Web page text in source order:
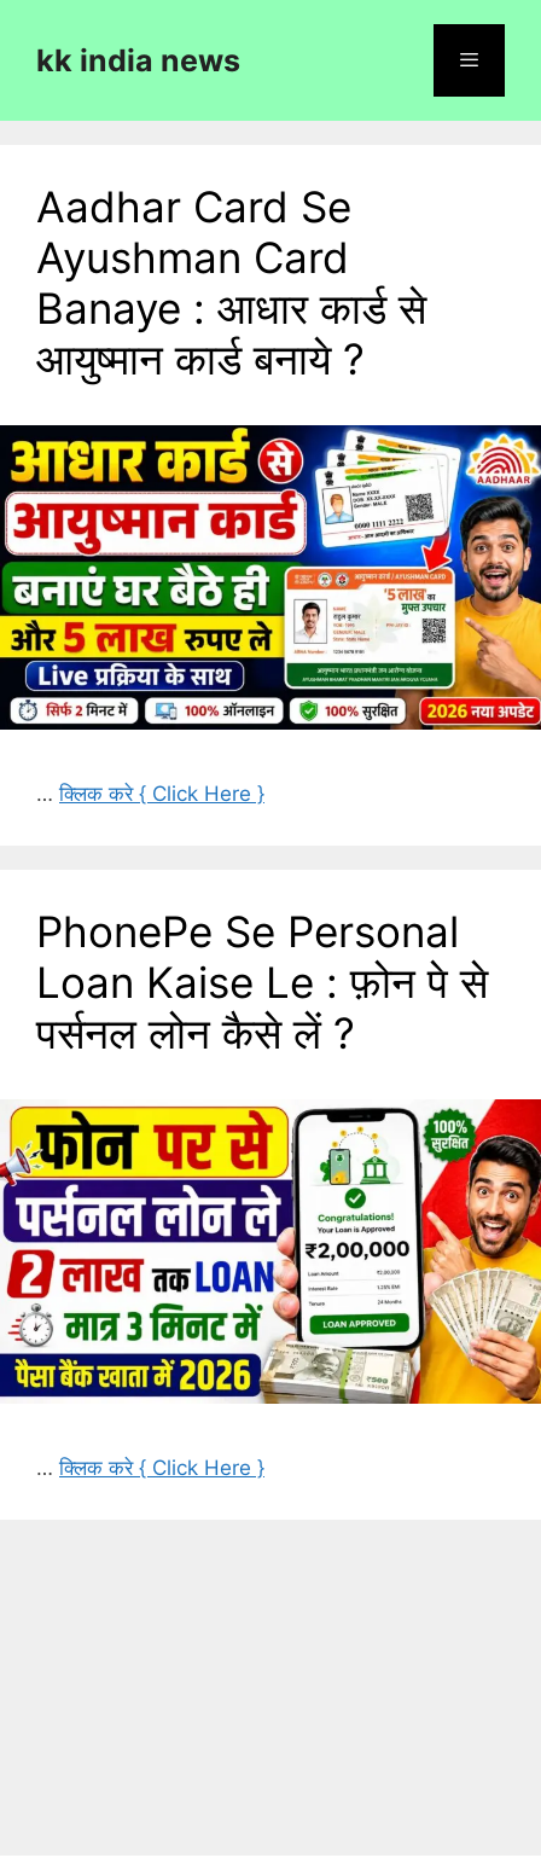
contentkk india news
Aadhar Card Se
Ayushman Card
Banaye : आधार कार्ड से
आयुष्मान कार्ड बनाये ?
…क्लिक करे { Click Here }
PhonePe Se Personal
Loan Kaise Le : फ़ोन पे से
पर्सनल लोन कैसे लें ?
…क्लिक करे { Click Here }